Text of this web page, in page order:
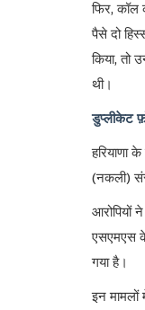
फिर, कॉल
पैसे दो
किया, तो
थी।
डुप्लीकेट
हरियाणा
(नकली)
आरोपियों
एसएमएस के
गया है।
इन